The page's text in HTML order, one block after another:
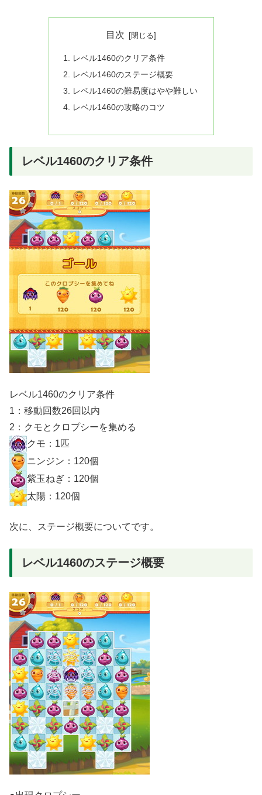
目次
レベル1460のクリア条件
レベル1460のステージ概要
レベル1460の難易度はやや難しい
レベル1460の攻略のコツ
レベル1460のクリア条件
レベル1460のクリア条件
1：移動回数26回以内
2：クモとクロプシーを集める
クモ：1匹
ニンジン：120個
紫玉ねぎ：120個
太陽：120個
次に、ステージ概要についてです。
レベル1460のステージ概要